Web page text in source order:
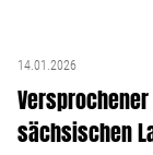
14.01.2026
sächsischen